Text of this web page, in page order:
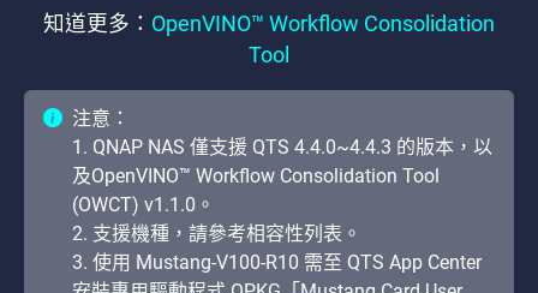
知道更多： OpenVINO™ Workflow Consolidation
Tool
注意：
1. QNAP NAS 僅支援 QTS 4.4.0~4.4.3 的版本，以
及OpenVINO™ Workflow Consolidation Tool
(OWCT) v1.1.0。
2. 支援機種，請參考相容性列表。
3. 使用 Mustang-V100-R10 需至 QTS App Center